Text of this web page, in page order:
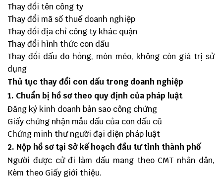
Thay đổi tên công ty
Thay đổi mã số thuế doanh nghiệp
Thay đổi địa chỉ công ty khác quận
Thay đổi hình thức con dấu
Thay đổi dấu do hỏng, mòn méo, không còn giá trị sử
dụng
Thủ tục thay đổi con dấu trong doanh nghiệp
1. Chuẩn bị hồ sơ theo quy định của pháp luật
Đăng ký kinh doanh bản sao công chứng
Giấy chứng nhận mẫu dấu của con dấu cũ
Chứng minh thư người đại diện pháp luật
2. Nộp hồ sơ tại Sở kế hoạch đầu tư tỉnh thành phố
Người được cử đi làm dấu mang theo CMT nhân dân,
Kèm theo Giấy giới thiệu.